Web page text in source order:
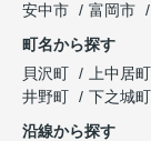
安中市
富岡市
町名から探す
貝沢町
上中居町
井野町
下之城町
沿線から探す